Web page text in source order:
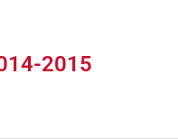
2015